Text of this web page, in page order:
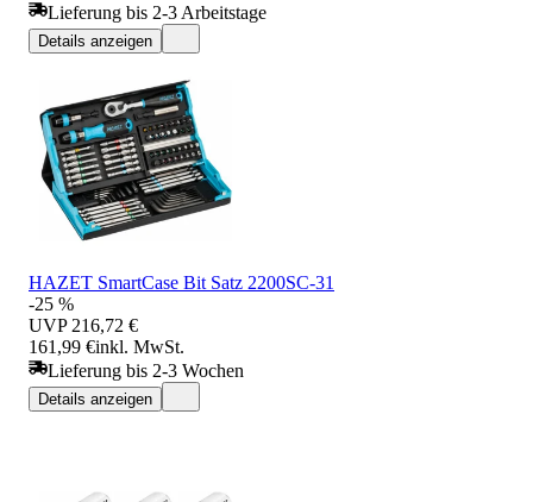
Lieferung bis 2-3 Arbeitstage
Details anzeigen
HAZET SmartCase Bit Satz 2200SC-31
-25 %
UVP 216,72 €
161,99 €inkl. MwSt.
Lieferung bis 2-3 Wochen
Details anzeigen